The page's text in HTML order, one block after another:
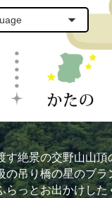
す絶景の交野山山頂
の吊り橋の星のブラ
らっとお出かけした